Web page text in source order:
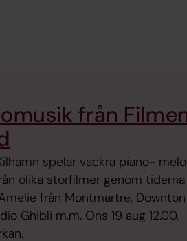
från
spelar vackra piano-
olika storfilmer genom
från Montmartre,
Ghibli m.m. Ons 19 aug 12.00,